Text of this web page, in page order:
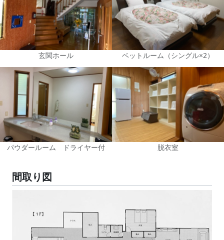
玄関ホール ベットルーム（シングル×2）
パウダールーム ドライヤー付 脱衣室
間取り図